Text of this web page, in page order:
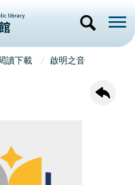
讀下載 啟明之音